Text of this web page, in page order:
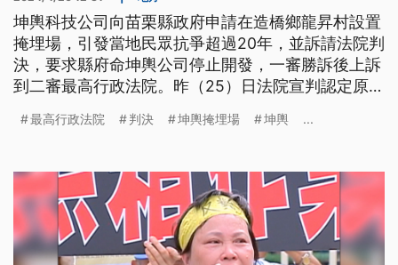
坤輿科技公司向苗栗縣政府申請在造橋鄉龍昇村設置
掩埋場，引發當地民眾抗爭超過20年，並訴請法院判
決，要求縣府命坤輿公司停止開發，一審勝訴後上訴
到二審最高行政法院。昨（25）日法院宣判認定原判
抗爭具有正當性，環保局則說尊重法院判決。
最高行政法院 判決 坤輿掩埋場 坤輿 ...